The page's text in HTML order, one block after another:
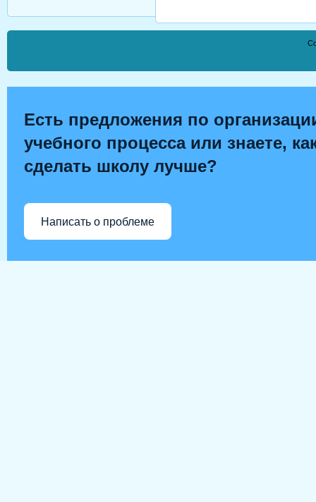
Есть предложения по
учебного процесса или знаете,
сделать школу лучше?
Написать о проблеме